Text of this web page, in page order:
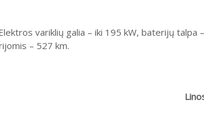
variklių galia – iki 195 kW, baterijų talpa
– 527 km.